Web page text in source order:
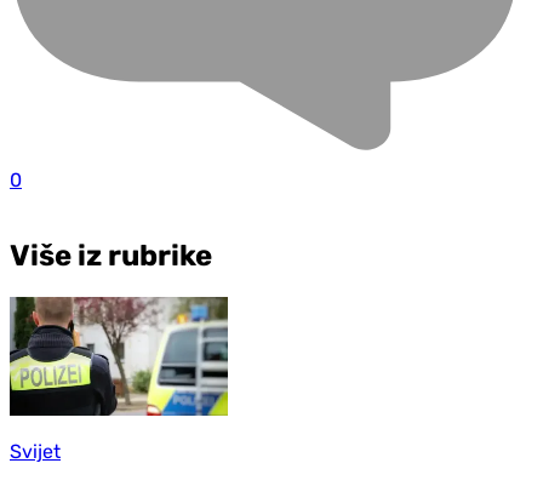
0
Više iz rubrike
Svijet